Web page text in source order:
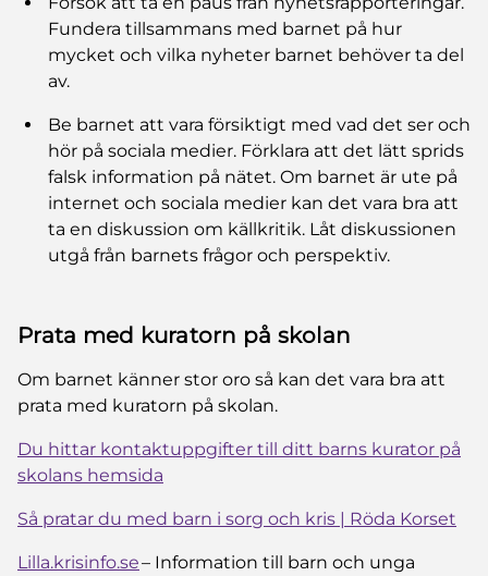
Fundera tillsammans med barnet på hur
mycket och vilka nyheter barnet behöver ta del
av.
Be barnet att vara försiktigt med vad det ser och
hör på sociala medier. Förklara att det lätt sprids
falsk information på nätet. Om barnet är ute på
internet och sociala medier kan det vara bra att
ta en diskussion om källkritik. Låt diskussionen
utgå från barnets frågor och perspektiv.
Prata med kuratorn på skolan
Om barnet känner stor oro så kan det vara bra att
prata med kuratorn på skolan.
Du hittar kontaktuppgifter till ditt barns kurator på
skolans hemsida
Så pratar du med barn i sorg och kris | Röda Korset
Lilla.krisinfo.se– Information till barn och unga